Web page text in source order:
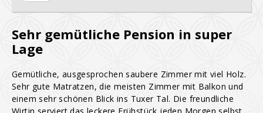
Sehr gemütliche Pension in super
Lage
Gemütliche, ausgesprochen saubere Zimmer mit viel Holz.
Sehr gute Matratzen, die meisten Zimmer mit Balkon und
einem sehr schönen Blick ins Tuxer Tal. Die freundliche